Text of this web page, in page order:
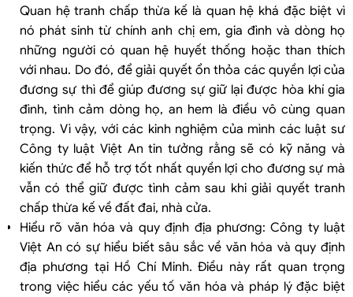
Quan hệ tranh chấp thừa kế là quan hệ khá đặc biệt vì
nó phát sinh từ chính anh chị em, gia đình và dòng họ
những người có quan hệ huyết thống hoặc than thích
với nhau. Do đó, để giải quyết ổn thỏa các quyền lợi của
đương sự thì để giúp đương sự giữ lại được hòa khí gia
đình, tình cảm dòng họ, an hem là điều vô cùng quan
trọng. Vì vậy, với các kinh nghiệm của mình các luật sư
Công ty luật Việt An tin tưởng rằng sẽ có kỹ năng và
kiến thức để hỗ trợ tốt nhất quyền lợi cho đương sự mà
vẫn có thể giữ được tình cảm sau khi giải quyết tranh
chấp thừa kế về đất đai, nhà cửa.
Hiểu rõ văn hóa và quy định địa phương: Công ty luật
Việt An có sự hiểu biết sâu sắc về văn hóa và quy định
địa phương tại Hồ Chí Minh. Điều này rất quan trọng
trong việc hiểu các yếu tố văn hóa và pháp lý đặc biệt